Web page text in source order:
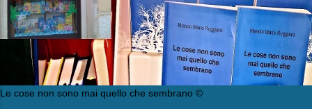
Le cose non sono mai quello che sembrano ©